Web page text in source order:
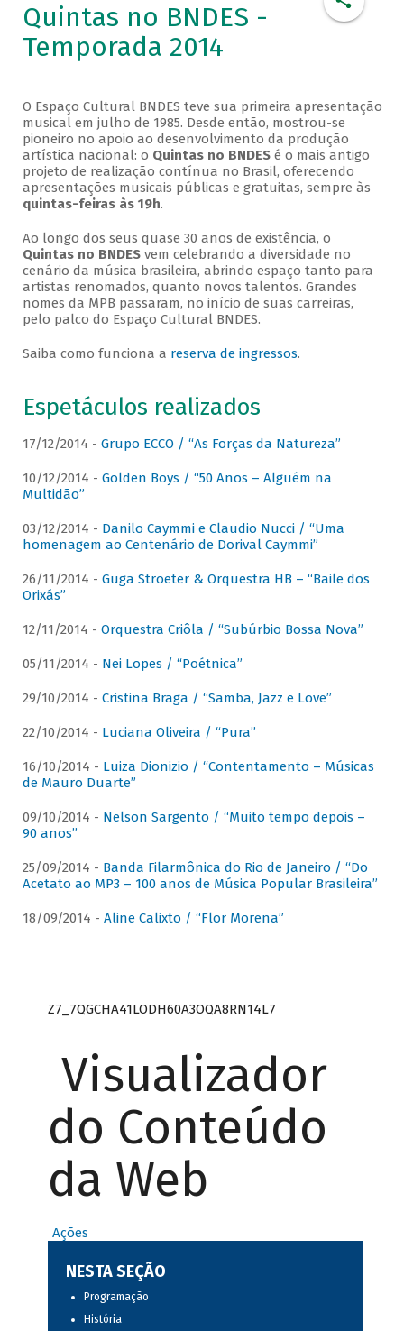
Quintas no BNDES -
Temporada 2014
O Espaço Cultural BNDES teve sua primeira apresentação
musical em julho de 1985. Desde então, mostrou-se
pioneiro no apoio ao desenvolvimento da produção
artística nacional: o Quintas no BNDESé o mais antigo
projeto de realização contínua no Brasil, oferecendo
apresentações musicais públicas e gratuitas, sempre às
quintas-feiras às 19h.
Ao longo dos seus quase 30 anos de existência, o
Quintas no BNDESvem celebrando a diversidade no
cenário da música brasileira, abrindo espaço tanto para
artistas renomados, quanto novos talentos. Grandes
nomes da MPB passaram, no início de suas carreiras,
pelo palco do Espaço Cultural BNDES.
Saiba como funciona a reserva de ingressos.
Espetáculos realizados
17/12/2014 - Grupo ECCO / “As Forças da Natureza”
10/12/2014 - Golden Boys / “50 Anos – Alguém na
Multidão”
03/12/2014 - Danilo Caymmi e Claudio Nucci / “Uma
homenagem ao Centenário de Dorival Caymmi”
26/11/2014 - Guga Stroeter & Orquestra HB – “Baile dos
Orixás”
12/11/2014 - Orquestra Criôla / “Subúrbio Bossa Nova”
05/11/2014 - Nei Lopes / “Poétnica”
29/10/2014 - Cristina Braga / “Samba, Jazz e Love”
22/10/2014 - Luciana Oliveira / “Pura”
16/10/2014 - Luiza Dionizio / “Contentamento – Músicas
de Mauro Duarte”
09/10/2014 - Nelson Sargento / “Muito tempo depois –
90 anos”
25/09/2014 - Banda Filarmônica do Rio de Janeiro / “Do
Acetato ao MP3 – 100 anos de Música Popular Brasileira”
18/09/2014 - Aline Calixto / “Flor Morena”
Z7_7QGCHA41LODH60A3OQA8RN14L7
Visualizador
do Conteúdo
da Web
Ações
NESTA SEÇÃO
Programação
História